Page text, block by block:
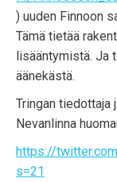
) uuden Finnoon
Tämä tietää
lisääntymistä. Ja
äänekästä.
Tringan tiedottaja
Nevanlinna
https://
s=21